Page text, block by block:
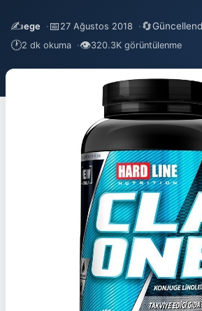
✍️ege 📅 27 Ağustos 2018 🔄
🕐2 dk okuma 👁320.3K görüntülenme